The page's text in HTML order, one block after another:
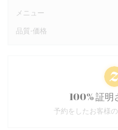
メニュー
品質-価格
100% 証明
予約をしたお客様